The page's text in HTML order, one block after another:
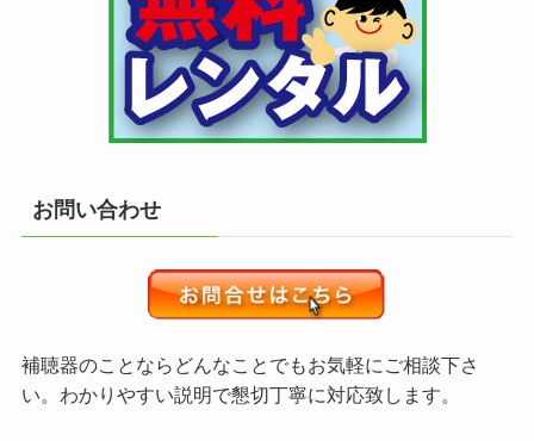
お問い合わせ
補聴器のことならどんなことでもお気軽にご相談下さ
い。わかりやすい説明で懇切丁寧に対応致します。